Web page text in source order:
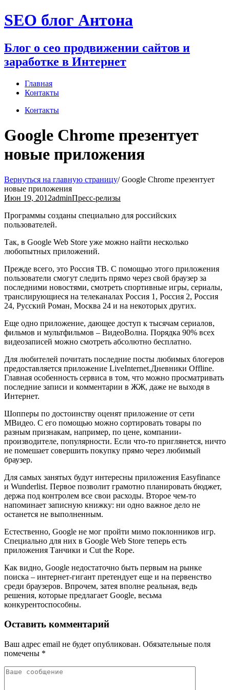
Перейти
к
SEO блог Антона
Блог о сео продвижении сайтов и
заработке в Интернет
Главная
Контакты
Контакты
Google Chrome презентует
новые приложения
Вернуться на главную страницу/Google Chrome презентует
новые приложения
Июн 19, 2012adminПресс-релизы
Программы созданы специально для российских
пользователей.
Так, в Google Web Store уже можно найти несколько
любопытных приложений.
Прежде всего, это Россия ТВ. С помощью этого приложения
пользователи смогут следить прямо через свой браузер за
последними новостями, смотреть спортивные игры, сериалы,
транслирующиеся на телеканалах Россия 1, Россия 2, Россия
24, Русский Роман, Москва 24 и на некоторых других.
Еще одно приложение, дающее доступ к тысячам сериалов,
фильмов и мультфильмов – ВидеоВолна. Порядка 90% всех
видеозаписей можно смотреть абсолютно бесплатно.
Для любителей почитать последние посты любимых блогеров
предоставляется приложение LiveInternet.Дневники Offline.
Главная особенность сервиса в том, что можно просматривать
последние записи и комментарии в ЖЖ, даже не выходя в
Интернет.
Шопперы по достоинству оценят приложение от сети
МВидео. С его помощью можно сортировать товары по
разным признакам, например, по цене, компании-
производителе, популярности. Если что-то приглянется, ничто
не помешает совершить покупку прямо через любимый
браузер.
Для самых занятых будут интересны приложения Easyfinance
и Wunderlist. Первое позволит грамотно планировать бюджет,
держа под контролем все свои расходы. Второе чем-то
напоминает записную книжку: ни одно важное дело не
останется не выполненным.
Естественно, Google не мог пройти мимо поклонников игр.
Специально для них в Google Web Store теперь есть
приложения Танчики и Cut the Rope.
Как видно, Google недостаточно быть первым на рынке
поиска – интернет-гигант претендует еще и на первенство
среди браузеров. Впрочем, затея вполне реальная, ведь
решения, которые предлагает Google, весьма
конкурентоспособны.
Оставить комментарий
Ваш адрес email не будет опубликован. Обязательные поля
помечены *